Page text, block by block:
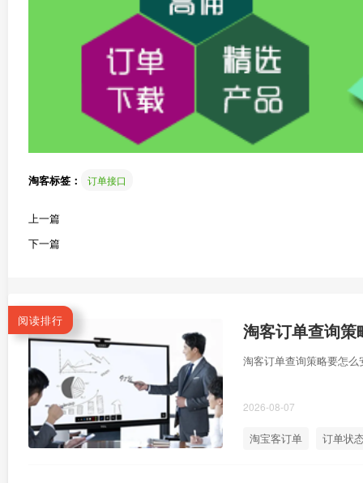
淘客标签： 订单接口
上一篇
下一篇
阅读排行 淘客订单查询
淘客订单查询策略要怎
2026-08-07
淘宝客订单 订单状